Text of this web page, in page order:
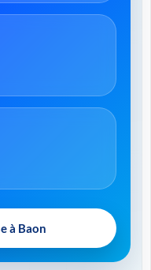
à Baon